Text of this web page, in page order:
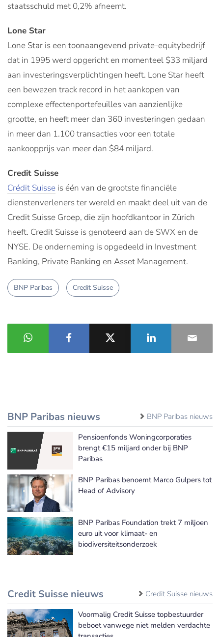
staatsschuld met 0,2% afneemt.
Lone Star
Lone Star is een toonaangevend private-equitybedrijf
dat in 1995 werd opgericht en momenteel $33 miljard
aan investeringsverplichtingen heeft. Lone Star heeft
een bewezen track record in het aankopen van
complexe effectenportefeuilles van aanzienlijke
grootte, en heeft meer dan 360 investeringen gedaan
in meer dan 1.100 transacties voor een totale
aankoopprijs van meer dan $84 miljard.
Credit Suisse
Crédit Suisse is één van de grootste financiële
dienstenverleners ter wereld en maakt deel uit van de
Credit Suisse Groep, die zijn hoofdkantoor in Zürich
heeft. Credit Suisse is genoteerd aan de SWX en de
NYSE. De onderneming is opgedeeld in Investment
Banking, Private Banking en Asset Management.
BNP Paribas Credit Suisse
BNP Paribas nieuws BNP Paribas nieuws
Pensioenfonds Woningcorporaties
brengt €15 miljard onder bij BNP
Paribas
BNP Paribas benoemt Marco Gulpers tot
Head of Advisory
BNP Paribas Foundation trekt 7 miljoen
euro uit voor klimaat- en
biodiversiteitsonderzoek
Credit Suisse nieuws Credit Suisse nieuws
Voormalig Credit Suisse topbestuurder
beboet vanwege niet melden verdachte